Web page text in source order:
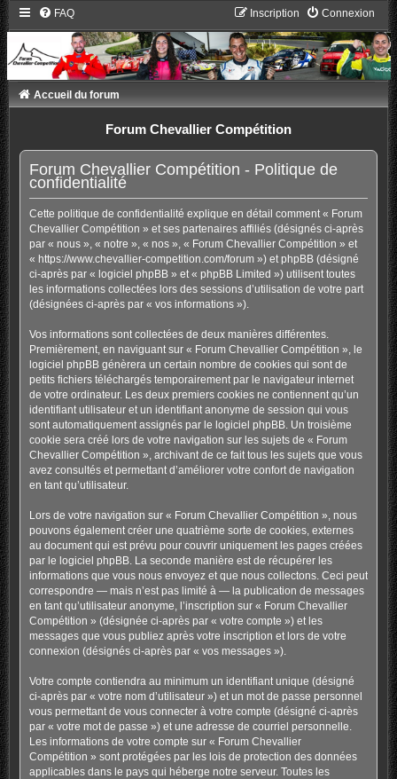
FAQ Connexion
Inscription
Accueil du forum
Forum Chevallier Compétition
Forum Chevallier Compétition - Politique de
confidentialité
Cette politique de confidentialité explique en détail comment « Forum
Chevallier Compétition » et ses partenaires affiliés (désignés ci-après
par « nous », « notre », « nos », « Forum Chevallier Compétition » et
« https://www.chevallier-competition.com/forum ») et phpBB (désigné
ci-après par « logiciel phpBB » et « phpBB Limited ») utilisent toutes
les informations collectées lors des sessions d’utilisation de votre part
(désignées ci-après par « vos informations »).
Vos informations sont collectées de deux manières différentes.
Premièrement, en naviguant sur « Forum Chevallier Compétition », le
logiciel phpBB génèrera un certain nombre de cookies qui sont de
petits fichiers téléchargés temporairement par le navigateur internet
de votre ordinateur. Les deux premiers cookies ne contiennent qu’un
identifiant utilisateur et un identifiant anonyme de session qui vous
sont automatiquement assignés par le logiciel phpBB. Un troisième
cookie sera créé lors de votre navigation sur les sujets de « Forum
Chevallier Compétition », archivant de ce fait tous les sujets que vous
avez consultés et permettant d’améliorer votre confort de navigation
en tant qu’utilisateur.
Lors de votre navigation sur « Forum Chevallier Compétition », nous
pouvons également créer une quatrième sorte de cookies, externes
au document qui est prévu pour couvrir uniquement les pages créées
par le logiciel phpBB. La seconde manière est de récupérer les
informations que vous nous envoyez et que nous collectons. Ceci peut
correspondre — mais n’est pas limité à — la publication de messages
en tant qu’utilisateur anonyme, l’inscription sur « Forum Chevallier
Compétition » (désignée ci-après par « votre compte ») et les
messages que vous publiez après votre inscription et lors de votre
connexion (désignés ci-après par « vos messages »).
Votre compte contiendra au minimum un identifiant unique (désigné
ci-après par « votre nom d’utilisateur ») et un mot de passe personnel
vous permettant de vous connecter à votre compte (désigné ci-après
par « votre mot de passe ») et une adresse de courriel personnelle.
Les informations de votre compte sur « Forum Chevallier
Compétition » sont protégées par les lois de protection des données
applicables dans le pays qui héberge notre serveur. Toutes les